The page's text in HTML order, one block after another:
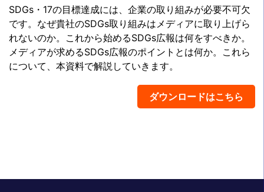
SDGs・17の目標達成には、企業の取り組みが必要不可欠
です。なぜ貴社のSDGs取り組みはメディアに取り上げら
れないのか。これから始めるSDGs広報は何をすべきか。
メディアが求めるSDGs広報のポイントとは何か。これら
について、本資料で解説していきます。
ダウンロードはこちら